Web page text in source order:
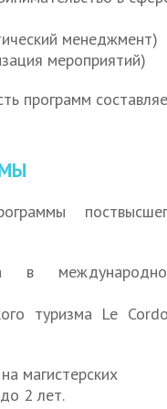
менеджмент)
мероприятий)
программ
в
туризма Le
магистерских
2 лет.